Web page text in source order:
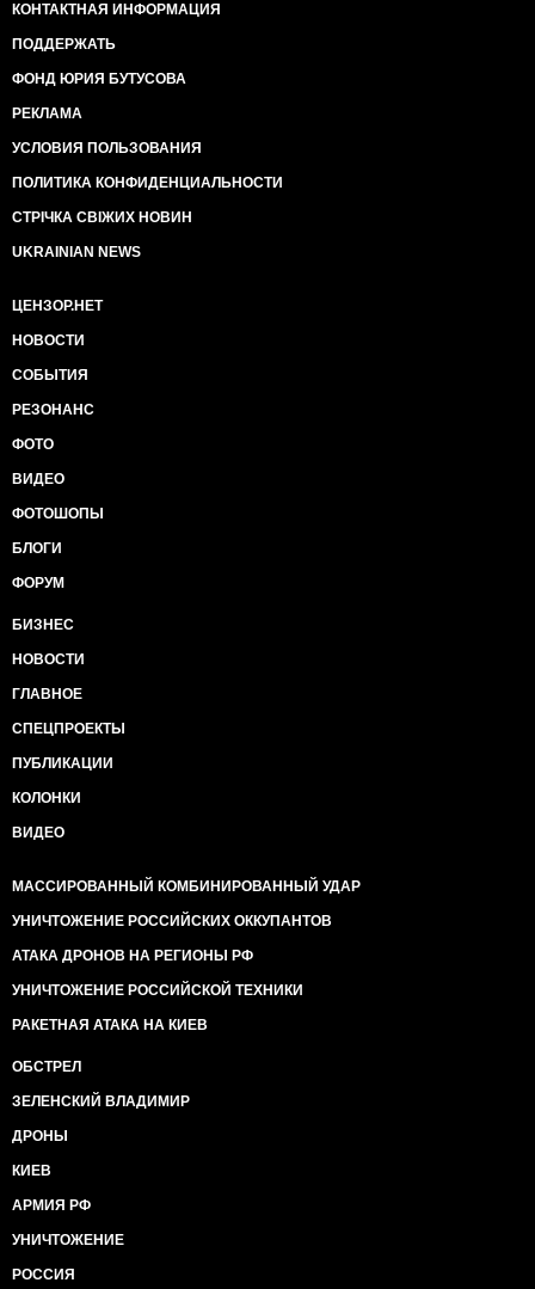
КОНТАКТНАЯ ИНФОРМАЦИЯ
ПОДДЕРЖАТЬ
ФОНД ЮРИЯ БУТУСОВА
РЕКЛАМА
УСЛОВИЯ ПОЛЬЗОВАНИЯ
ПОЛИТИКА КОНФИДЕНЦИАЛЬНОСТИ
СТРІЧКА СВІЖИХ НОВИН
UKRAINIAN NEWS
ЦЕНЗОР.НЕТ
НОВОСТИ
СОБЫТИЯ
РЕЗОНАНС
ФОТО
ВИДЕО
ФОТОШОПЫ
БЛОГИ
ФОРУМ
БИЗНЕС
НОВОСТИ
ГЛАВНОЕ
СПЕЦПРОЕКТЫ
ПУБЛИКАЦИИ
КОЛОНКИ
ВИДЕО
МАССИРОВАННЫЙ КОМБИНИРОВАННЫЙ УДАР
УНИЧТОЖЕНИЕ РОССИЙСКИХ ОККУПАНТОВ
АТАКА ДРОНОВ НА РЕГИОНЫ РФ
УНИЧТОЖЕНИЕ РОССИЙСКОЙ ТЕХНИКИ
РАКЕТНАЯ АТАКА НА КИЕВ
ОБСТРЕЛ
ЗЕЛЕНСКИЙ ВЛАДИМИР
ДРОНЫ
КИЕВ
АРМИЯ РФ
УНИЧТОЖЕНИЕ
РОССИЯ